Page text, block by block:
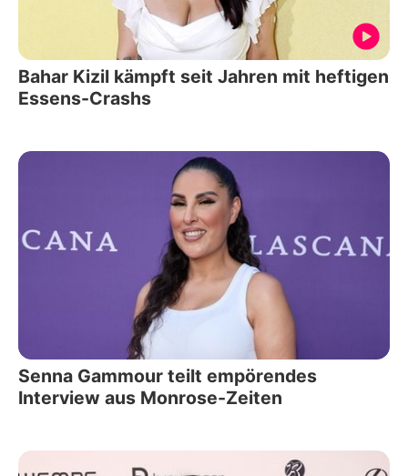
Bahar Kizil kämpft seit Jahren mit heftigen
Essens-Crashs
Senna Gammour teilt empörendes
Interview aus Monrose-Zeiten